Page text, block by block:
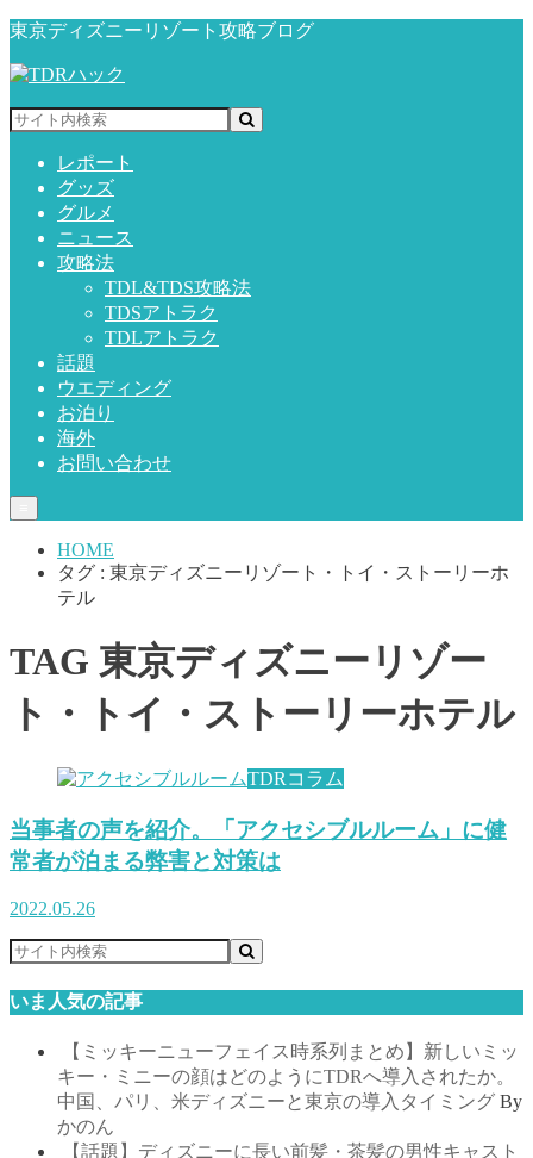
東京ディズニーリゾート攻略ブログ
レポート
グッズ
グルメ
ニュース
攻略法
TDL&TDS攻略法
TDSアトラク
TDLアトラク
話題
ウエディング
お泊り
海外
お問い合わせ
HOME
タグ : 東京ディズニーリゾート・トイ・ストーリーホ
テル
TAG 東京ディズニーリゾー
ト・トイ・ストーリーホテル
TDRコラム
当事者の声を紹介。「アクセシブルルーム」に健
常者が泊まる弊害と対策は
2022.05.26
いま人気の記事
【ミッキーニューフェイス時系列まとめ】新しいミッ
キー・ミニーの顔はどのようにTDRへ導入されたか。
中国、パリ、米ディズニーと東京の導入タイミング By
かのん
【話題】ディズニーに長い前髪・茶髪の男性キャスト